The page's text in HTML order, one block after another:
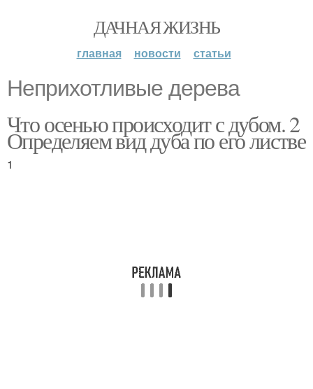
ДАЧНАЯ ЖИЗНЬ
главная новости статьи
Неприхотливые дерева
Что осенью происходит с дубом. 2
Определяем вид дуба по его листве
1